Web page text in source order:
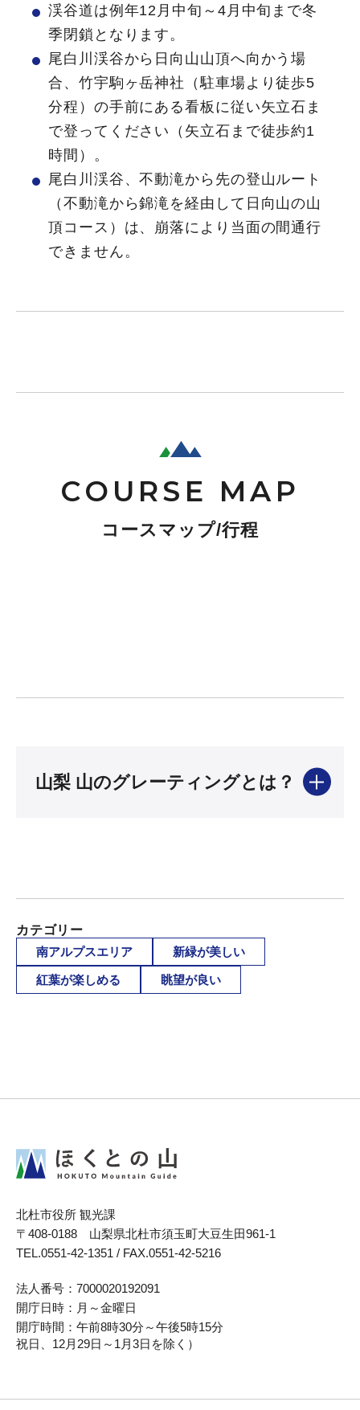
渓谷道は例年12月中旬～4月中旬まで冬
季閉鎖となります。
尾白川渓谷から日向山山頂へ向かう場
合、竹宇駒ヶ岳神社（駐車場より徒歩5
分程）の手前にある看板に従い矢立石ま
で登ってください（矢立石まで徒歩約1
時間）。
尾白川渓谷、不動滝から先の登山ルート
（不動滝から錦滝を経由して日向山の山
頂コース）は、崩落により当面の間通行
できません。
COURSE MAP
コースマップ/行程
山梨 山のグレーティングとは？
カテゴリー
南アルプスエリア
新緑が美しい
紅葉が楽しめる 眺望が良い
北杜市役所 観光課
〒408-0188 山梨県北杜市須玉町大豆生田961-1
TEL.0551-42-1351 / FAX.0551-42-5216
法人番号： 7000020192091
開庁日時： 月～金曜日
開庁時間： 午前8時30分～午後5時15分
祝日、12月29日～1月3日を除く）